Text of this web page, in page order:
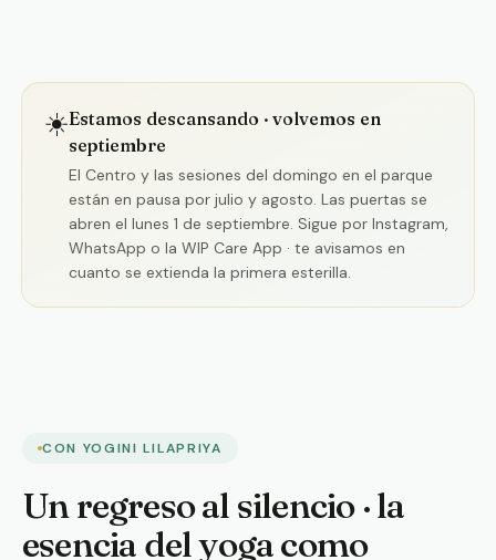
☀️Estamos descansando · volvemos en
septiembre
El Centro y las sesiones del domingo en el parque
están en pausa por julio y agosto. Las puertas se
abren el lunes 1 de septiembre. Sigue por Instagram,
WhatsApp o la WIP Care App · te avisamos en
cuanto se extienda la primera esterilla.
CON YOGINI LILAPRIYA
Un regreso al silencio · la
esencia del yoga como